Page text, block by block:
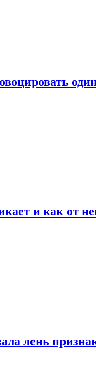
и как от
лень